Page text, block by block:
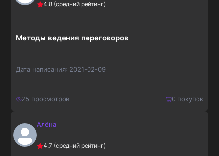
4.8 (средний рейтинг)
Методы ведения переговоров
Дата написания: 2021-02-09
25 просмотров 0покупок
150₽Алёна
4.7 (средний рейтинг)